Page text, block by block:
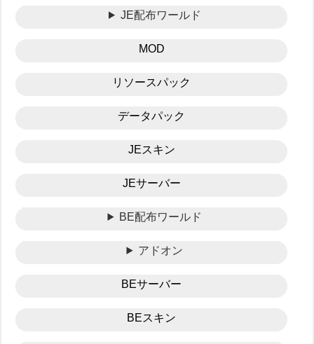
JE配布ワールド
MOD
リソースパック
データパック
JEスキン
JEサーバー
BE配布ワールド
アドオン
BEサーバー
BEスキン